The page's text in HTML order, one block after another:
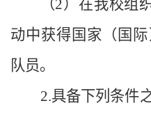
（2）在我校组
动中获得国家（国
队员。
2.具备下列条件